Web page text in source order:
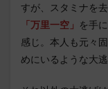
すが、スタミナを
「万里一空」 を手
感じ。本人も元々
めにいるような大逃